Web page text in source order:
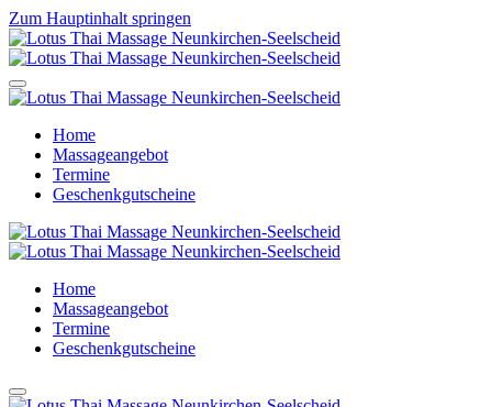
Zum Hauptinhalt springen
Home
Massageangebot
Termine
Geschenkgutscheine
Home
Massageangebot
Termine
Geschenkgutscheine